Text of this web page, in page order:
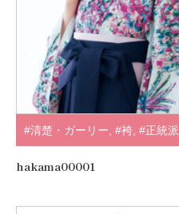
#清楚・ガーリー #袴 #正統派
紺・水色,#JILLSTUART
hakama00001